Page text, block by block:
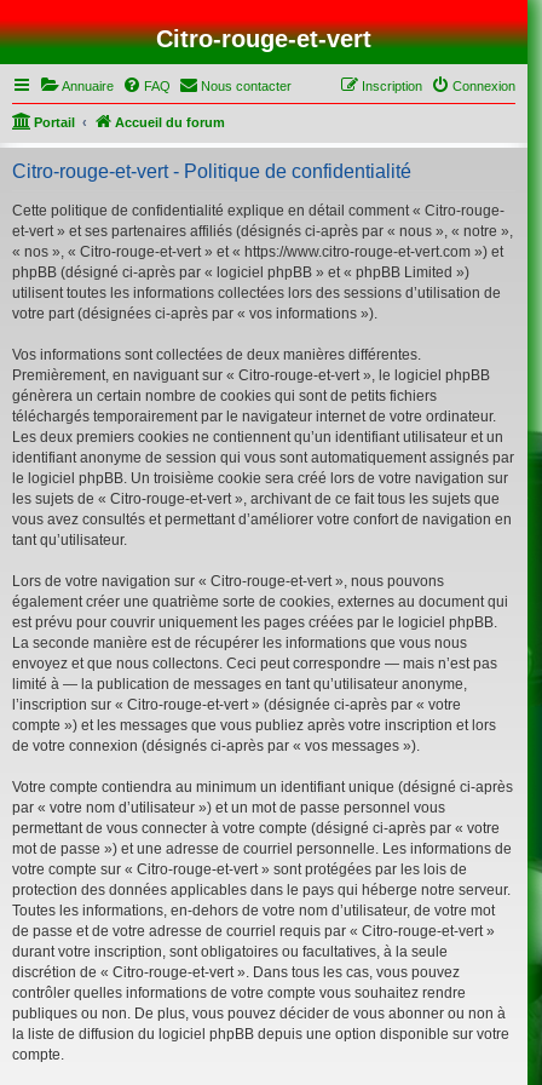
Citro-rouge-et-vert
Annuaire FAQ Nous contacter Connexion
Inscription
Portail Accueil du forum
Citro-rouge-et-vert - Politique de confidentialité
Cette politique de confidentialité explique en détail comment « Citro-rouge-
et-vert » et ses partenaires affiliés (désignés ci-après par « nous », « notre »,
« nos », « Citro-rouge-et-vert » et « https://www.citro-rouge-et-vert.com ») et
phpBB (désigné ci-après par « logiciel phpBB » et « phpBB Limited »)
utilisent toutes les informations collectées lors des sessions d’utilisation de
votre part (désignées ci-après par « vos informations »).
Vos informations sont collectées de deux manières différentes.
Premièrement, en naviguant sur « Citro-rouge-et-vert », le logiciel phpBB
génèrera un certain nombre de cookies qui sont de petits fichiers
téléchargés temporairement par le navigateur internet de votre ordinateur.
Les deux premiers cookies ne contiennent qu’un identifiant utilisateur et un
identifiant anonyme de session qui vous sont automatiquement assignés par
le logiciel phpBB. Un troisième cookie sera créé lors de votre navigation sur
les sujets de « Citro-rouge-et-vert », archivant de ce fait tous les sujets que
vous avez consultés et permettant d’améliorer votre confort de navigation en
tant qu’utilisateur.
Lors de votre navigation sur « Citro-rouge-et-vert », nous pouvons
également créer une quatrième sorte de cookies, externes au document qui
est prévu pour couvrir uniquement les pages créées par le logiciel phpBB.
La seconde manière est de récupérer les informations que vous nous
envoyez et que nous collectons. Ceci peut correspondre — mais n’est pas
limité à — la publication de messages en tant qu’utilisateur anonyme,
l’inscription sur « Citro-rouge-et-vert » (désignée ci-après par « votre
compte ») et les messages que vous publiez après votre inscription et lors
de votre connexion (désignés ci-après par « vos messages »).
Votre compte contiendra au minimum un identifiant unique (désigné ci-après
par « votre nom d’utilisateur ») et un mot de passe personnel vous
permettant de vous connecter à votre compte (désigné ci-après par « votre
mot de passe ») et une adresse de courriel personnelle. Les informations de
votre compte sur « Citro-rouge-et-vert » sont protégées par les lois de
protection des données applicables dans le pays qui héberge notre serveur.
Toutes les informations, en-dehors de votre nom d’utilisateur, de votre mot
de passe et de votre adresse de courriel requis par « Citro-rouge-et-vert »
durant votre inscription, sont obligatoires ou facultatives, à la seule
discrétion de « Citro-rouge-et-vert ». Dans tous les cas, vous pouvez
contrôler quelles informations de votre compte vous souhaitez rendre
publiques ou non. De plus, vous pouvez décider de vous abonner ou non à
la liste de diffusion du logiciel phpBB depuis une option disponible sur votre
compte.